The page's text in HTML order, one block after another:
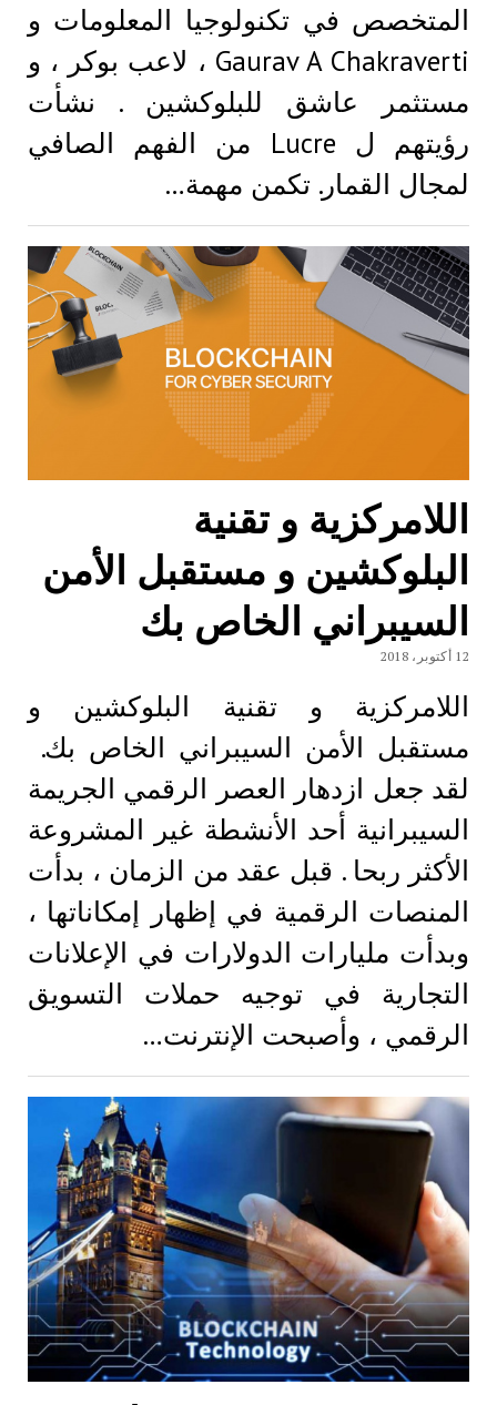
المتخصص في تكنولوجيا المعلومات و
Gaurav A Chakraverti ، لاعب بوكر ، و
مستثمر عاشق للبلوكشين . نشأت
رؤيتهم ل Lucre من الفهم الصافي
لمجال القمار. تكمن مهمة…
اللامركزية و تقنية
البلوكشين و مستقبل الأمن
السيبراني الخاص بك
12 أكتوبر، 2018
اللامركزية و تقنية البلوكشين و
مستقبل الأمن السيبراني الخاص بك.
لقد جعل ازدهار العصر الرقمي الجريمة
السيبرانية أحد الأنشطة غير المشروعة
الأكثر ربحا . قبل عقد من الزمان ، بدأت
المنصات الرقمية في إظهار إمكاناتها ،
وبدأت مليارات الدولارات في الإعلانات
التجارية في توجيه حملات التسويق
الرقمي ، وأصبحت الإنترنت…